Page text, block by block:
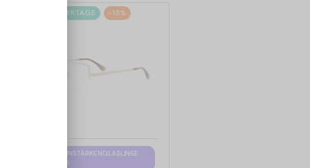
2-4 WERKTAGE -15%
MIT EINER EINSTÄRKENGLASLINSE
PLUS 65 EUR